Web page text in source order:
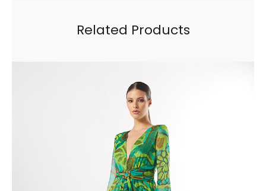
Related Products